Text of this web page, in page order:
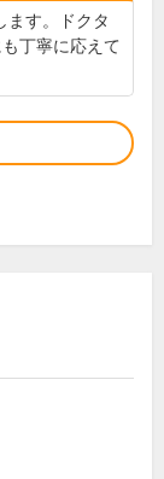
ます。ドクタ
丁寧に応えて